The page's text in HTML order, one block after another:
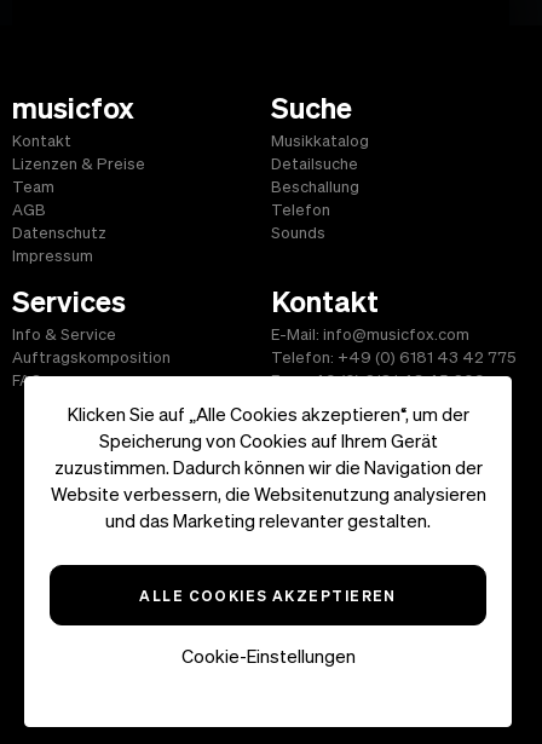
Klicken Sie auf „Alle Cookies akzeptieren“, um der
Speicherung von Cookies auf Ihrem Gerät
zuzustimmen. Dadurch können wir die Navigation der
Website verbessern, die Websitenutzung analysieren
und das Marketing relevanter gestalten.
ALLE COOKIES AKZEPTIEREN
Cookie-Einstellungen
musicfox
Kontakt
Lizenzen & Preise
Team
AGB
Datenschutz
Impressum
Suche
Musikkatalog
Detailsuche
Beschallung
Telefon
Sounds
Services
Info & Service
Auftragskomposition
FAQ
Kontakt
E-Mail: info@musicfox.com
Telefon: +49 (0) 6181 43 42 775
Fax: +49 (0) 6181 43 45 609
Start|Informationen|AGB|Kontakt
Copyright ©2026 musicfox.com - Gemafreie Musik. All Rights